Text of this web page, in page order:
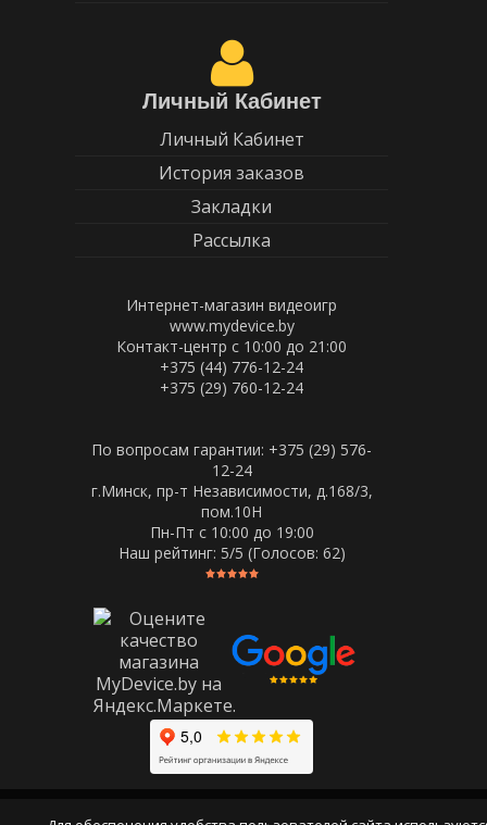
Личный Кабинет
Личный Кабинет
История заказов
Закладки
Рассылка
Интернет-магазин видеоигр
www.mydevice.by
Контакт-центр с 10:00 до 21:00
+375 (44) 776-12-24
+375 (29) 760-12-24
По вопросам гарантии: +375 (29) 576-
12-24
г.Минск, пр-т Независимости, д.168/3,
пом.10Н
Пн-Пт c 10:00 до 19:00
Наш рейтинг: 5/5 (Голосов: 62)